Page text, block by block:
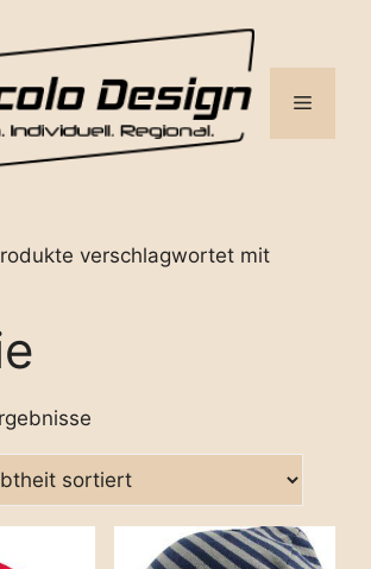
Menü
verschlagwortet mit